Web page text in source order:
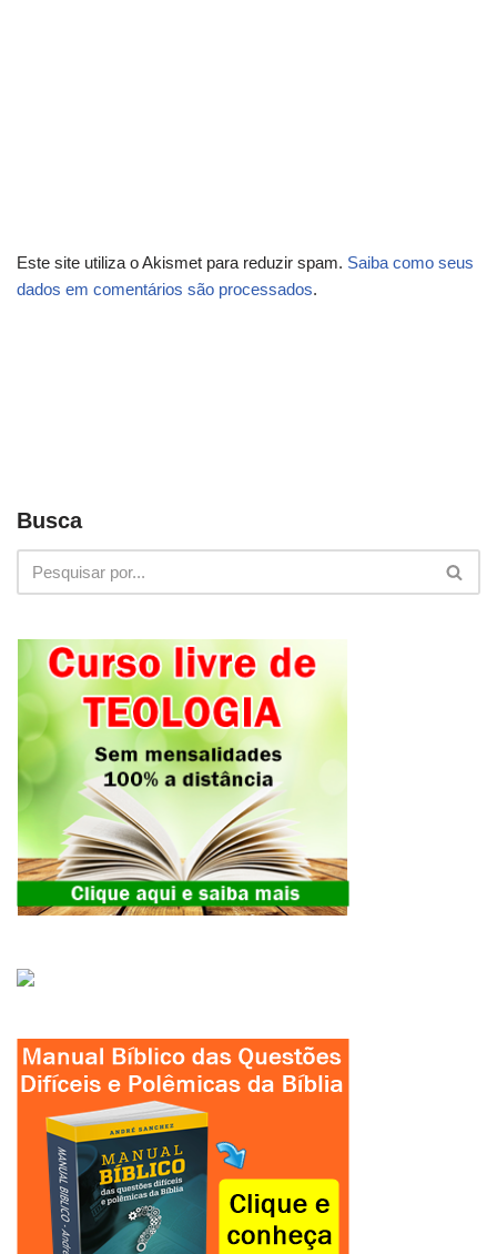
Este site utiliza o Akismet para reduzir spam. Saiba como seus
dados em comentários são processados.
Busca